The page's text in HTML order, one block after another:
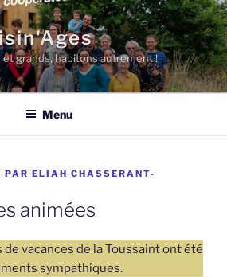
et grands, habitons autrement !
Menu
PAR ELIAH CHASSERANT-
animées
vacances de la Toussaint ont été
sympathiques.